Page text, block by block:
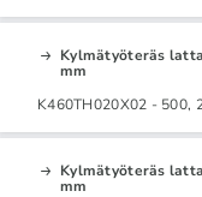
Kylmätyöteräs
mm
K460TH020X02 - 500,
Kylmätyöteräs
mm